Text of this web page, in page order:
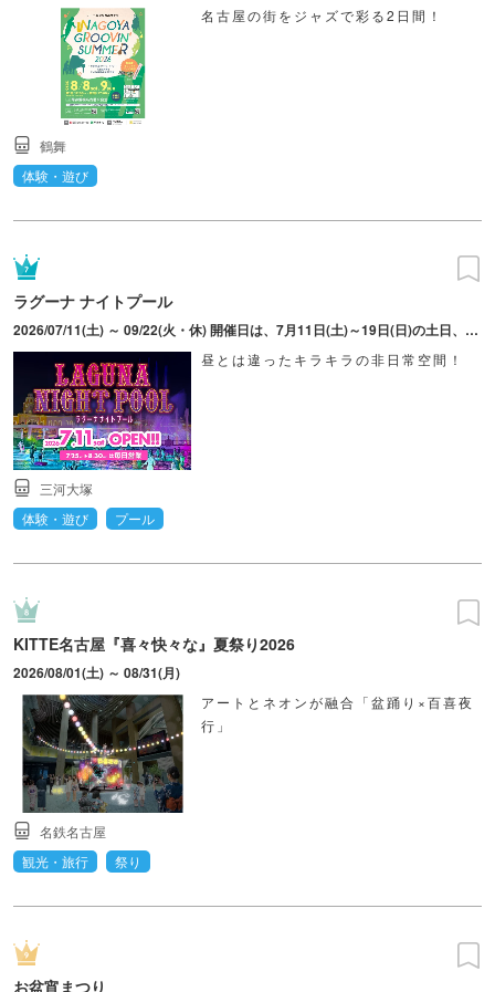
名古屋の街をジャズで彩る2日間！
鶴舞
体験・遊び
ラグーナ ナイトプール
2026/07/11(土) ～ 09/22(火・休) 開催日は、7月11日(土)～19日(日)の土日、25日(土)～8月30日(日)は毎日、9月5日(土)～22日(火・祝)の土日祝日。※営業時間は日によって異なる。
昼とは違ったキラキラの非日常空間！
三河大塚
体験・遊び
プール
KITTE名古屋『喜々快々な』夏祭り2026
2026/08/01(土) ～ 08/31(月)
アートとネオンが融合「盆踊り×百喜夜
行」
名鉄名古屋
観光・旅行
祭り
お盆宵まつり